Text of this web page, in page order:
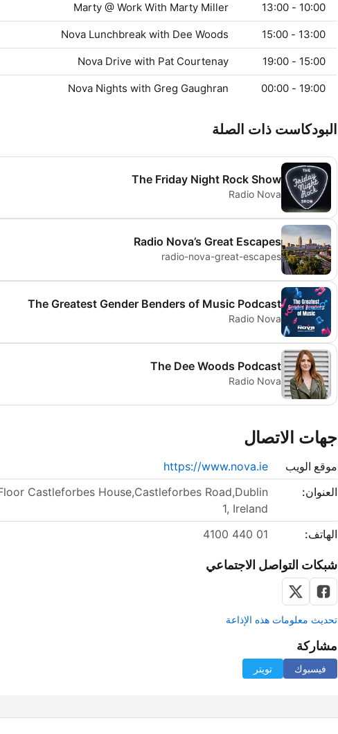
10:00 - 13:00
Marty @ Work With Marty Miller
13:00 - 15:00
Nova Lunchbreak with Dee Woods
15:00 - 19:00
Nova Drive with Pat Courtenay
19:00 - 00:00
Nova Nights with Greg Gaughran
البودكاست ذات الصلة
The Friday Night Rock Show
Radio Nova
Radio Nova’s Great Escapes
radio-nova-great-escapes
The Greatest Gender Benders of Music Podcast
Radio Nova
The Dee Woods Podcast
Radio Nova
جهات الاتصال
موقع الويب
https://www.nova.ie
العنوان:
Castleforbes House,Castleforbes Road,Dublin
1, Ireland
الهاتف:
01 440 4100
شبكات التواصل الاجتماعي
تحديث معلومات هذه الإذاعة
مشاركة
فيسبوك تويتر